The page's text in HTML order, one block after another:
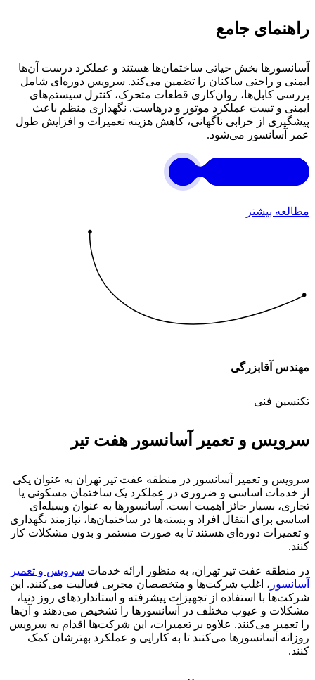
راهنمای جامع
آسانسورها بخش حیاتی ساختمان‌ها هستند و عملکرد درست آن‌ها
ایمنی و راحتی ساکنان را تضمین می‌کند. سرویس دوره‌ای شامل
بررسی کابل‌ها، روان‌کاری قطعات متحرک، کنترل سیستم‌های
ایمنی و تست عملکرد موتور و درهاست. نگهداری منظم باعث
پیشگیری از خرابی ناگهانی، کاهش هزینه تعمیرات و افزایش طول
عمر آسانسور می‌شود.
مطالعه بیشتر
مهندس آقابزرگی
تکنسین فنی
سرویس و تعمیر آسانسور هفت تیر
سرویس و تعمیر آسانسور در منطقه عفت تیر تهران به عنوان یکی
از خدمات اساسی و ضروری در عملکرد یک ساختمان مسکونی یا
تجاری، بسیار حائز اهمیت است. آسانسورها به عنوان وسیله‌ای
اساسی برای انتقال افراد و بسته‌ها در ساختمان‌ها، نیازمند نگهداری
و تعمیرات دوره‌ای هستند تا به صورت مستمر و بدون مشکلات کار
کنند.
در منطقه عفت تیر تهران، به منظور ارائه خدمات سرویس و تعمیر
آسانسور ، اغلب شرکت‌ها و متخصصان مجربی فعالیت می‌کنند. این
شرکت‌ها با استفاده از تجهیزات پیشرفته و استانداردهای روز دنیا،
مشکلات و عیوب مختلف در آسانسورها را تشخیص می‌دهند و آن‌ها
را تعمیر می‌کنند. علاوه بر تعمیرات، این شرکت‌ها اقدام به سرویس
روزانه آسانسورها می‌کنند تا به کارایی و عملکرد بهترشان کمک
کنند.